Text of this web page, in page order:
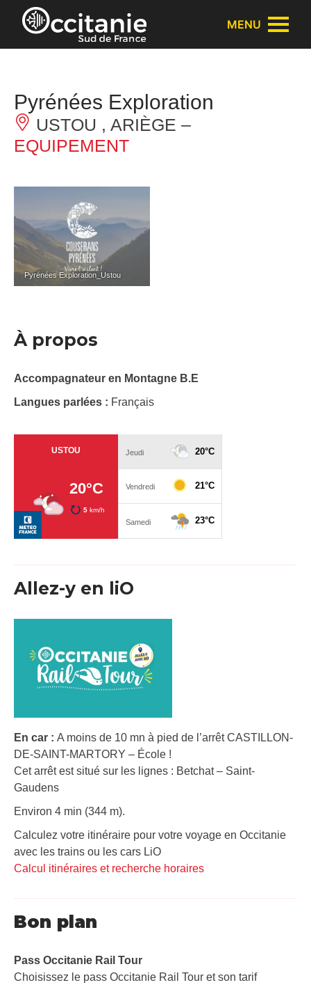
Panneau de gestion des cookies
MENU
Pyrénées Exploration
USTOU , ARIÈGE –
EQUIPEMENT
Pyrénées Exploration_Ustou
À propos
Accompagnateur en Montagne B.E
Langues parlées : Français
Allez-y en liO
En car : A moins de 10 mn à pied de l’arrêt CASTILLON-
DE-SAINT-MARTORY – École !
Cet arrêt est situé sur les lignes : Betchat – Saint-
Gaudens
Environ 4 min (344 m).
Calculez votre itinéraire pour votre voyage en Occitanie
avec les trains ou les cars LiO
Calcul itinéraires et recherche horaires
Bon plan
Pass Occitanie Rail Tour​
Choisissez le pass Occitanie Rail Tour et son tarif